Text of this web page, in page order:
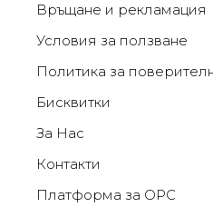
Връщане и рекламация
Условия за ползване
Политика за
Бисквитки
За Нас
Контакти
Платформа за ОРС